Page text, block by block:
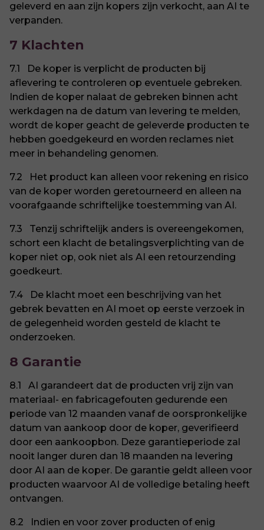
geleverd en aan zijn kopers zijn verkocht, aan AI te
verpanden.
7 Klachten
7.1 De koper is verplicht de producten bij
aflevering te controleren op eventuele gebreken.
Indien de koper nalaat de gebreken binnen acht
werkdagen na de datum van levering te melden,
wordt de koper geacht de geleverde producten te
hebben goedgekeurd en worden reclames niet
meer in behandeling genomen.
7.2 Het product kan alleen voor rekening en risico
van de koper worden geretourneerd en alleen na
voorafgaande schriftelijke toestemming van AI.
7.3 Tenzij schriftelijk anders is overeengekomen,
schort een klacht de betalingsverplichting van de
koper niet op, ook niet als AI een retourzending
goedkeurt.
7.4 De klacht moet een beschrijving van het
gebrek bevatten en AI moet op eerste verzoek in
de gelegenheid worden gesteld de klacht te
onderzoeken.
8 Garantie
8.1 AI garandeert dat de producten vrij zijn van
materiaal- en fabricagefouten gedurende een
periode van 12 maanden vanaf de oorspronkelijke
datum van aankoop door de koper, geverifieerd
door een aankoopbon. Deze garantieperiode zal
nooit langer duren dan 18 maanden na levering
door AI aan de koper. De garantie geldt alleen voor
producten waarvoor AI de volledige betaling heeft
ontvangen.
8.2 Indien en voor zover producten of enig